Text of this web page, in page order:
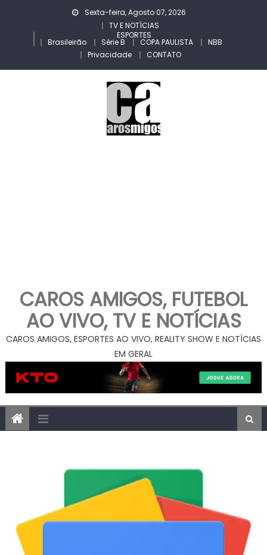
Sexta-feira, Agosto 07, 2026
TV E NOTÍCIAS
ESPORTES
Brasileirão Série B COPA PAULISTA
NBB
Privacidade
CONTATO
CAROS AMIGOS, FUTEBOL
AO VIVO, TV E NOTÍCIAS
CAROS AMIGOS, ESPORTES AO VIVO, REALITY SHOW E NOTÍCIAS
EM GERAL